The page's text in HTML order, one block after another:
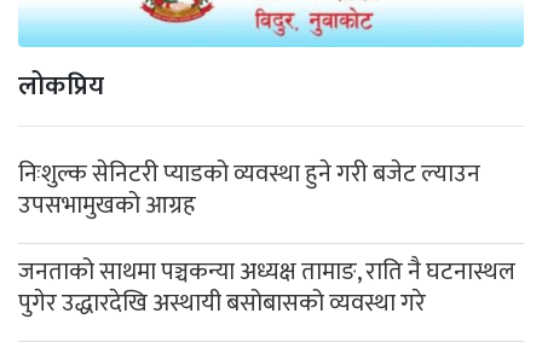
लोकप्रिय
निःशुल्क सेनिटरी प्याडको व्यवस्था हुने गरी बजेट ल्याउन
उपसभामुखको आग्रह
जनताको साथमा पञ्चकन्या अध्यक्ष तामाङ, राति नै घटनास्थल
पुगेर उद्धारदेखि अस्थायी बसोबासको व्यवस्था गरे